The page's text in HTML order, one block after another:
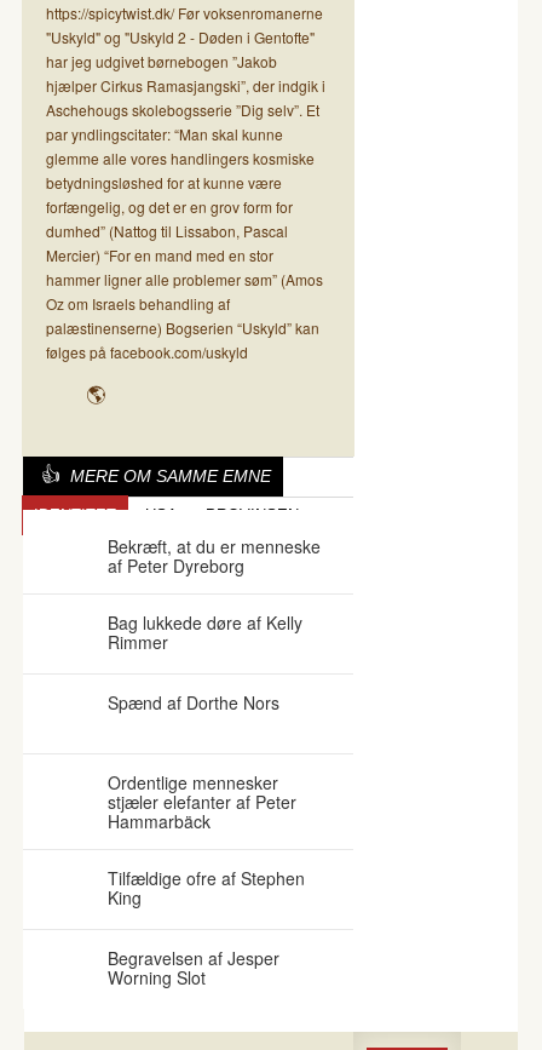
https://spicytwist.dk/ Før voksenromanerne
"Uskyld" og "Uskyld 2 - Døden i Gentofte"
har jeg udgivet børnebogen ”Jakob
hjælper Cirkus Ramasjangski”, der indgik i
Aschehougs skolebogsserie ”Dig selv”. Et
par yndlingscitater: “Man skal kunne
glemme alle vores handlingers kosmiske
betydningsløshed for at kunne være
forfængelig, og det er en grov form for
dumhed” (Nattog til Lissabon, Pascal
Mercier) “For en mand med en stor
hammer ligner alle problemer søm” (Amos
Oz om Israels behandling af
palæstinenserne) Bogserien “Uskyld” kan
følges på facebook.com/uskyld
MERE OM SAMME EMNE
IDENTITET USA PROVINSEN
Bekræft, at du er menneske
af Peter Dyreborg
Bag lukkede døre af Kelly
Rimmer
Spænd af Dorthe Nors
Ordentlige mennesker
stjæler elefanter af Peter
Hammarbäck
Tilfældige ofre af Stephen
King
Begravelsen af Jesper
Worning Slot